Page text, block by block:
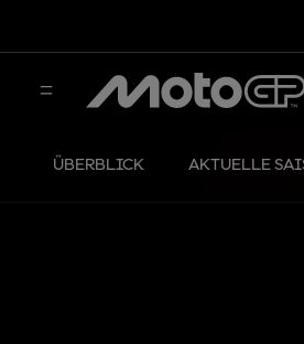
ÜBERBLICK AKTUELLE